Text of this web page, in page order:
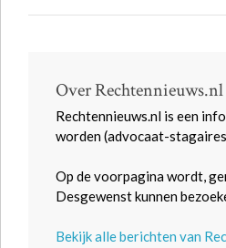
Over Rechtennieuws.nl
Rechtennieuws.nl is een
worden (advocaat-
Op de voorpagina wordt,
Desgewenst kunnen
Bekijk alle berichten van